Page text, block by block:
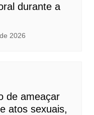
durante a
2026
de ameaçar
atos sexuais,